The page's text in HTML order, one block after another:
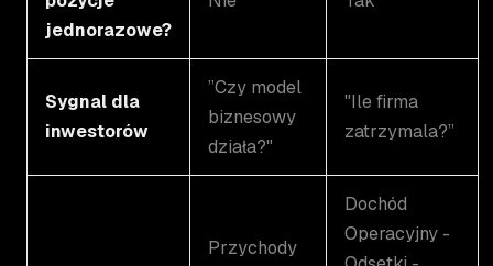
jednorazowe?
Sygnal dla
inwestorów
”Czy model
biznesowy
działa?"
"Ile firma
zatrzymala?”
Przychody
Dochód
Operacyjny -